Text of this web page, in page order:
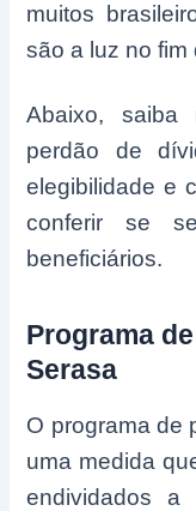
muitos
são a luz no fim
Abaixo, saiba
perdão de
elegibilidade e
conferir se
beneficiários.
Programa
Serasa
O programa de
uma medida
endividados a